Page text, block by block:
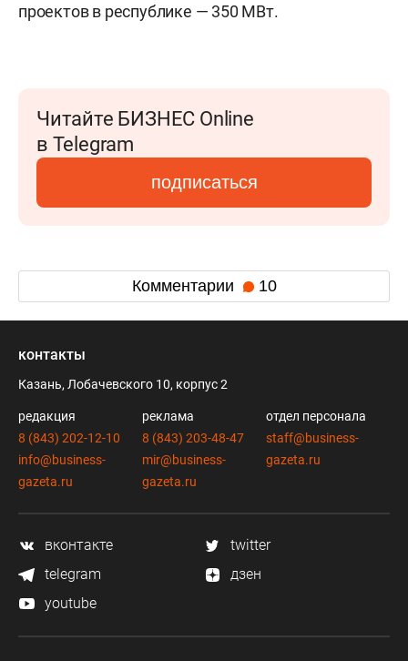
проектов в республике — 350 МВт.
Читайте БИЗНЕС Online
в Telegram
подписаться
Комментарии 10
контакты
Казань, Лобачевского 10, корпус 2
редакция
8 (843) 202-12-10
info@business-
gazeta.ru
реклама
8 (843) 203-48-47
mir@business-
gazeta.ru
отдел персонала
staff@business-
gazeta.ru
вконтакте
twitter
telegram
дзен
youtube